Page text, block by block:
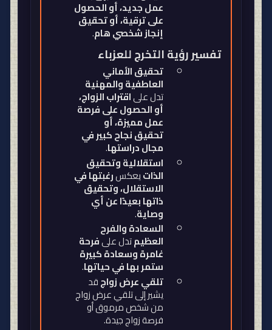
عمل جديد، أو الحصول
على ترقية، أو تحقيق
إنجاز شخصي هام.
تفسير رؤية التخرج للعزباء
تحقيق الأماني
العاطفية والمهنية
تدل علىاقتراب الزواج،
أو الحصول على فرصة
عمل مميزة، أو
تحقيق نجاح كبير في
مجال دراستها.
استقلالية وتحقيق
الذاتيعكسرغبتها في
الاستقلال، وتحقيق
ذاتها بعيدًا عن أي
وصاية.
السعادة والفرح
العظيمتدل علىفرحة
غامرة وسعادة كبيرة
ستمر بها في حياتها.
تلقي عرض زواجقد
يشير إلى تلقي عرض زواج
من شخص مرموق أو
فرصة زواج جيدة.